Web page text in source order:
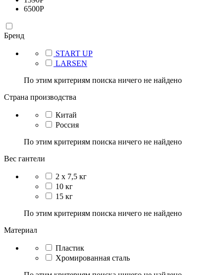
6500Р
Бренд
START UP
LARSEN
По этим критериям поиска ничего не найдено
Страна производства
Китай
Россия
По этим критериям поиска ничего не найдено
Вес гантели
2 х 7,5 кг
10 кг
15 кг
По этим критериям поиска ничего не найдено
Материал
Пластик
Хромированная сталь